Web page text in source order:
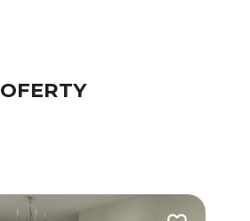
OFERTY